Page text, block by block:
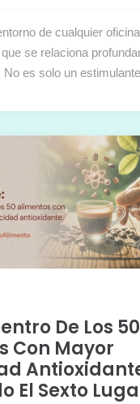
de cualquier
se relaciona
No es solo un
De Los 50
Con Mayor
El Sexto